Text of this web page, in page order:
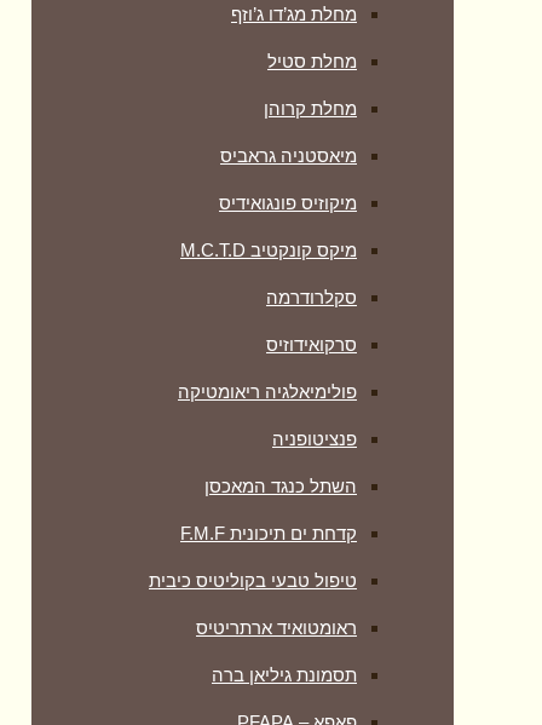
מחלת מג’דו ג’וזף
מחלת סטיל
מחלת קרוהן
מיאסטניה גראביס
מיקוזיס פונגואידיס
מיקס קונקטיב M.C.T.D
סקלרודרמה
סרקואידוזיס
פולימיאלגיה ריאומטיקה
‏פנציטופניה
השתל כנגד המאכסן
קדחת ים תיכונית F.M.F
טיפול טבעי בקוליטיס כיבית
ראומטואיד ארתריטיס
תסמונת גיליאן ברה